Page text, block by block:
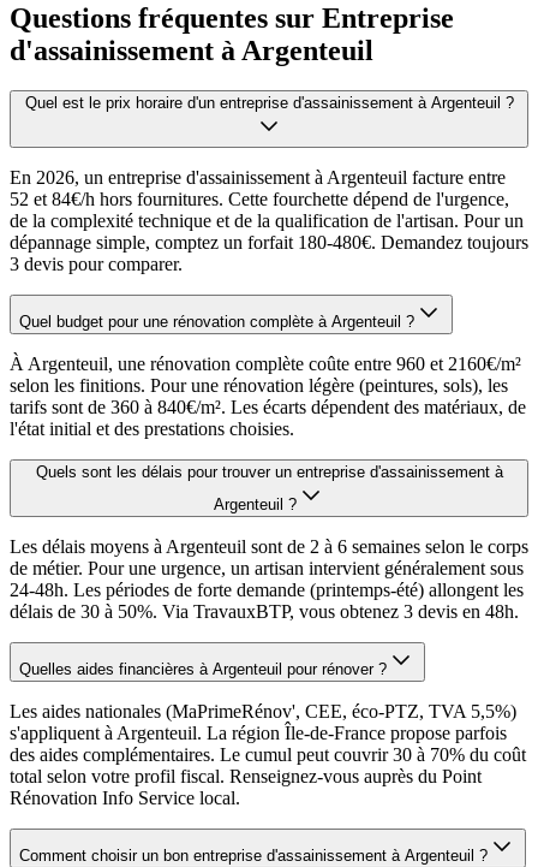
Questions fréquentes sur Entreprise
d'assainissement à Argenteuil
Quel est le prix horaire d'un entreprise d'assainissement à Argenteuil ?
En 2026, un entreprise d'assainissement à Argenteuil facture entre
52 et 84€/h hors fournitures. Cette fourchette dépend de l'urgence,
de la complexité technique et de la qualification de l'artisan. Pour un
dépannage simple, comptez un forfait 180-480€. Demandez toujours
3 devis pour comparer.
Quel budget pour une rénovation complète à Argenteuil ?
À Argenteuil, une rénovation complète coûte entre 960 et 2160€/m²
selon les finitions. Pour une rénovation légère (peintures, sols), les
tarifs sont de 360 à 840€/m². Les écarts dépendent des matériaux, de
l'état initial et des prestations choisies.
Quels sont les délais pour trouver un entreprise d'assainissement à
Argenteuil ?
Les délais moyens à Argenteuil sont de 2 à 6 semaines selon le corps
de métier. Pour une urgence, un artisan intervient généralement sous
24-48h. Les périodes de forte demande (printemps-été) allongent les
délais de 30 à 50%. Via TravauxBTP, vous obtenez 3 devis en 48h.
Quelles aides financières à Argenteuil pour rénover ?
Les aides nationales (MaPrimeRénov', CEE, éco-PTZ, TVA 5,5%)
s'appliquent à Argenteuil. La région Île-de-France propose parfois
des aides complémentaires. Le cumul peut couvrir 30 à 70% du coût
total selon votre profil fiscal. Renseignez-vous auprès du Point
Rénovation Info Service local.
Comment choisir un bon entreprise d'assainissement à Argenteuil ?